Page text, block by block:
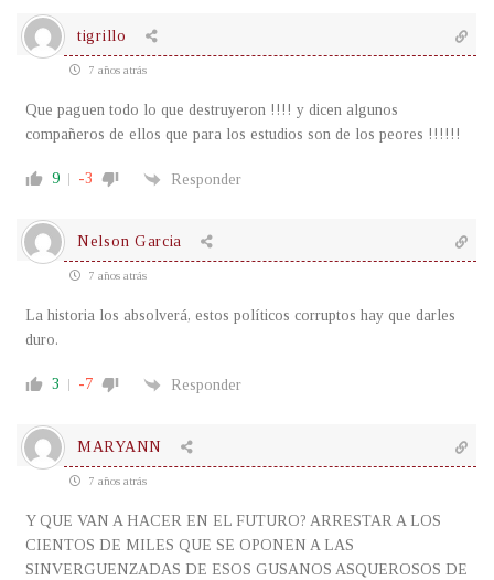
tigrillo
7 años atrás
Que paguen todo lo que destruyeron !!!! y dicen algunos
compañeros de ellos que para los estudios son de los peores !!!!!!
9 -3 Responder
Nelson Garcia
7 años atrás
La historia los absolverá, estos políticos corruptos hay que darles
duro.
3 -7 Responder
MARYANN
7 años atrás
Y QUE VAN A HACER EN EL FUTURO? ARRESTAR A LOS
CIENTOS DE MILES QUE SE OPONEN A LAS
SINVERGUENZADAS DE ESOS GUSANOS ASQUEROSOS DE